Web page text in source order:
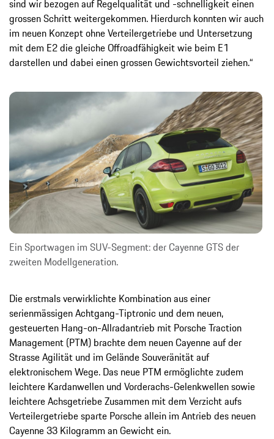
sind wir bezogen auf Regelqualität und -schnelligkeit einen
grossen Schritt weitergekommen. Hierdurch konnten wir auch
im neuen Konzept ohne Verteilergetriebe und Untersetzung
mit dem E2 die gleiche Offroadfähigkeit wie beim E1
darstellen und dabei einen grossen Gewichtsvorteil ziehen.“
Ein Sportwagen im SUV-Segment: der Cayenne GTS der
zweiten Modellgeneration.
Die erstmals verwirklichte Kombination aus einer
serienmässigen Achtgang-Tiptronic und dem neuen,
gesteuerten Hang-on-Allradantrieb mit Porsche Traction
Management (PTM) brachte dem neuen Cayenne auf der
Strasse Agilität und im Gelände Souveränität auf
elektronischem Wege. Das neue PTM ermöglichte zudem
leichtere Kardanwellen und Vorderachs-Gelenkwellen sowie
leichtere Achsgetriebe Zusammen mit dem Verzicht aufs
Verteilergetriebe sparte Porsche allein im Antrieb des neuen
Cayenne 33 Kilogramm an Gewicht ein.